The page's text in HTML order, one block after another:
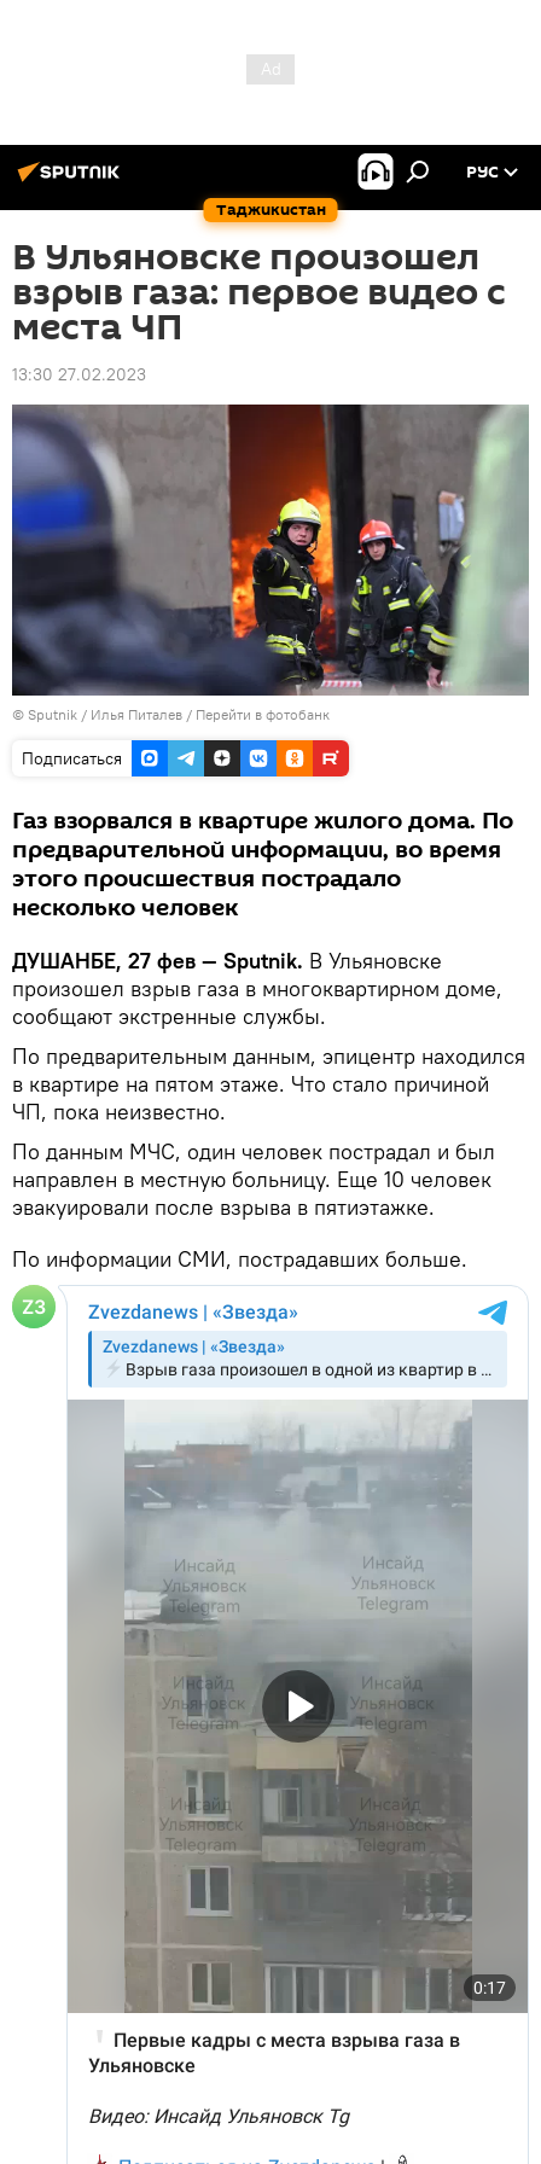
Таджикистан
РУС
В Ульяновске произошел
взрыв газа: первое видео с
места ЧП
13:30 27.02.2023
© Sputnik / Илья Питалев / Перейти в фотобанк
Подписаться
Газ взорвался в квартире жилого дома. По
предварительной информации, во время
этого происшествия пострадало
несколько человек
ДУШАНБЕ, 27 фев — Sputnik. В Ульяновске
произошел взрыв газа в многоквартирном доме,
сообщают экстренные службы.
По предварительным данным, эпицентр находился
в квартире на пятом этаже. Что стало причиной
ЧП, пока неизвестно.
По данным МЧС, один человек пострадал и был
направлен в местную больницу. Еще 10 человек
эвакуировали после взрыва в пятиэтажке.
По информации СМИ, пострадавших больше.